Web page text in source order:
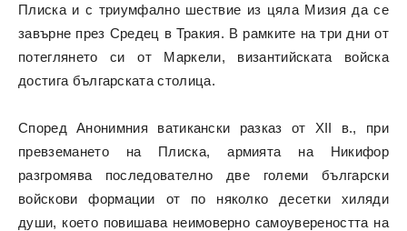
Плиска и с триумфално шествие из цяла Мизия да се
завърне през Средец в Тракия. В рамките на три дни от
потеглянето си от Маркели, византийската войска
достига българската столица.
Според Анонимния ватикански разказ от XII в., при
превземането на Плиска, армията на Никифор
разгромява последователно две големи български
войскови формации от по няколко десетки хиляди
души, което повишава неимоверно самоувереността на